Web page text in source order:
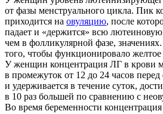
от фазы менструального цикла. Пик
приходится на овуляцию, после
падает и «держится» всю
чем в фолликулярной фазе,
того, чтобы функционировало желтое
У женщин концентрация ЛГ в крови
в промежуток от 12 до 24 часов перед
и удерживается в течение суток,
в 10 раз большей по сравнению с
Во время беременности